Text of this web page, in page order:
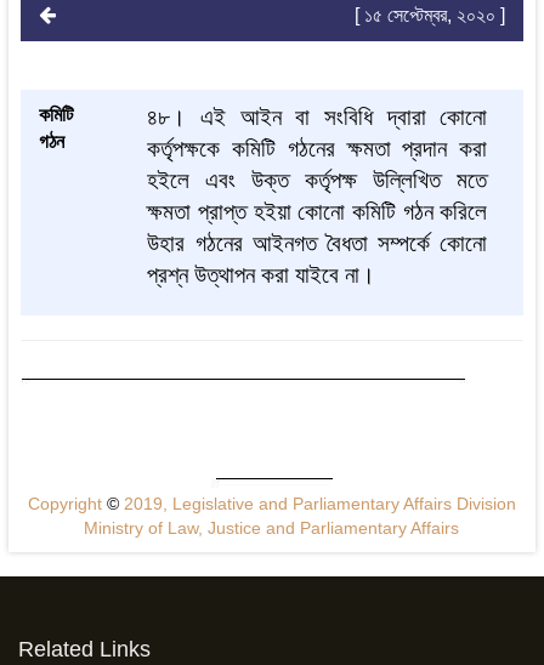
[ ১৫ সেপ্টেম্বর, ২০২০ ]
কমিটি
গঠন
৪৮। এই আইন বা সংবিধি দ্বারা কোনো
কর্তৃপক্ষকে কমিটি গঠনের ক্ষমতা প্রদান করা
হইলে এবং উক্ত কর্তৃপক্ষ উল্লিখিত মতে
ক্ষমতা প্রাপ্ত হইয়া কোনো কমিটি গঠন করিলে
উহার গঠনের আইনগত বৈধতা সম্পর্কে কোনো
প্রশ্ন উত্থাপন করা যাইবে না।
Copyright ©2019, Legislative and Parliamentary Affairs Division
Ministry of Law, Justice and Parliamentary Affairs
Related Links